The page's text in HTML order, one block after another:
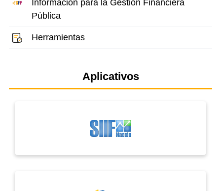
Información para la Gestión Financiera
Pública
Herramientas
Aplicativos